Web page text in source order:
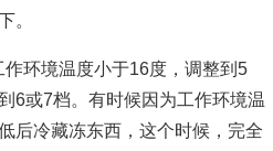
。
环境温度小于16度，调整到5
6或7档。有时候因为工作环境温
后冷藏冻东西，这个时候，完全